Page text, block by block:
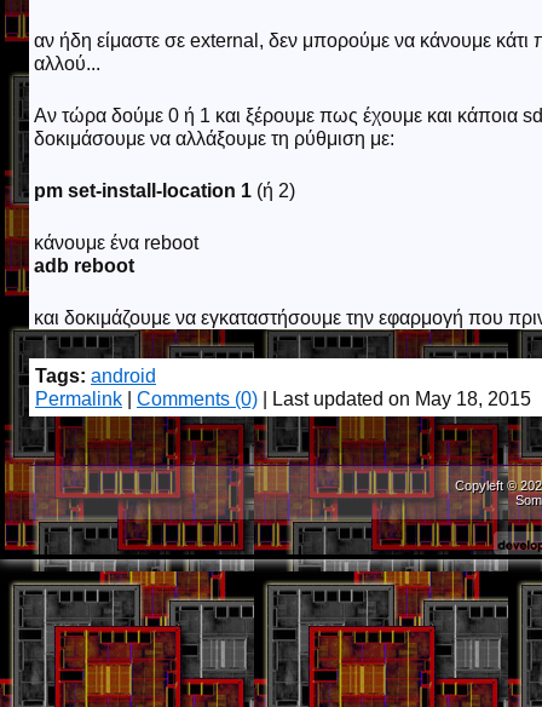
αν ήδη είμαστε σε external, δεν μπορούμε να κάνουμε κάτι
αλλού...
Αν τώρα δούμε 0 ή 1 και ξέρουμε πως έχουμε και κάποια
δοκιμάσουμε να αλλάξουμε τη ρύθμιση με:
pm set-install-location 1 (ή 2)
κάνουμε ένα reboot
adb reboot
και δοκιμάζουμε να εγκαταστήσουμε την εφαρμογή που
Tags: android
Permalink
Comments (0) | Last updated on May 18, 2015
Copyleft ©